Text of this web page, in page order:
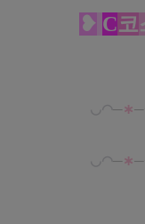
❥ C코
─∗
─∗